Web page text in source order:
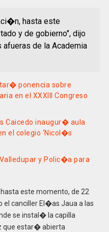
hasta este
y de gobierno", dijo
de la Academia
ponencia sobre
en el XXXIII Congreso
Caicedo inaugur� aula
el colegio ‘Nicol�s
y Polic�a para
este momento, de 22
el canciller El�as Jaua a las
se instal� la capilla
que estar� abierta